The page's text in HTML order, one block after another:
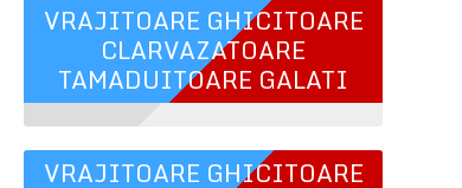
VRAJITOARE GHICITOARE
CLARVAZATOARE
TAMADUITOARE GALATI
VRAJITOARE GHICITOARE